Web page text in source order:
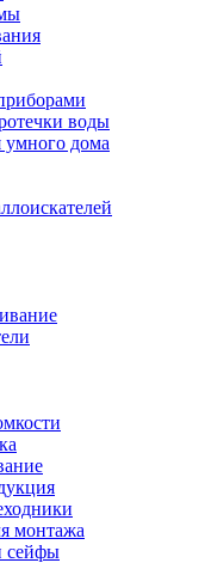
воды
умного дома
монтажа
сейфы